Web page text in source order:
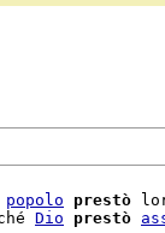
popolo prestò
Dio prestò